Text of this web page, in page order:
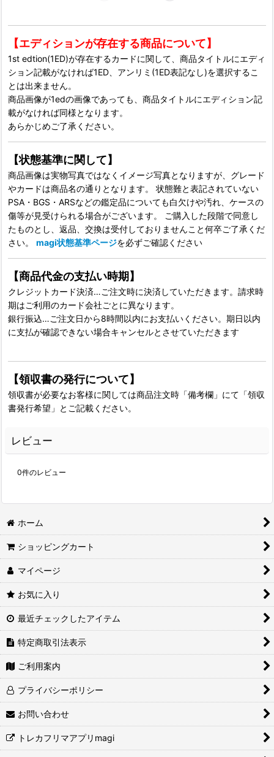
【エディションが存在する商品について】
1st edtion(1ED)が存在するカードに関して、商品タイトルにエディ
ション記載がなければ1ED、アンリミ(1ED表記なし)を選択するこ
とは出来ません。
商品画像が1edの画像であっても、商品タイトルにエディション記
載がなければ同様となります。
あらかじめご了承ください。
【状態基準に関して】
商品画像は実物写真ではなくイメージ写真となりますが、グレード
やカードは商品名の通りとなります。 状態難と表記されていない
PSA・BGS・ARSなどの鑑定品についても白欠けや汚れ、ケースの
傷等が見受けられる場合がございます。 ご購入した段階で同意し
たものとし、返品、交換は受付しておりませんこと何卒ご了承くだ
さい。 magi状態基準ページを必ずご確認ください
【商品代金の支払い時期】
クレジットカード決済…ご注文時に決済していただきます。請求時
期はご利用のカード会社ごとに異なります。
銀行振込…ご注文日から8時間以内にお支払いください。期日以内
に支払が確認できない場合キャンセルとさせていただきます
【領収書の発行について】
領収書が必要なお客様に関しては商品注文時「備考欄」にて「領収
書発行希望」とご記載ください。
レビュー
0件のレビュー
ホーム
ショッピングカート
マイページ
お気に入り
最近チェックしたアイテム
特定商取引法表示
ご利用案内
プライバシーポリシー
お問い合わせ
トレカフリマアプリmagi